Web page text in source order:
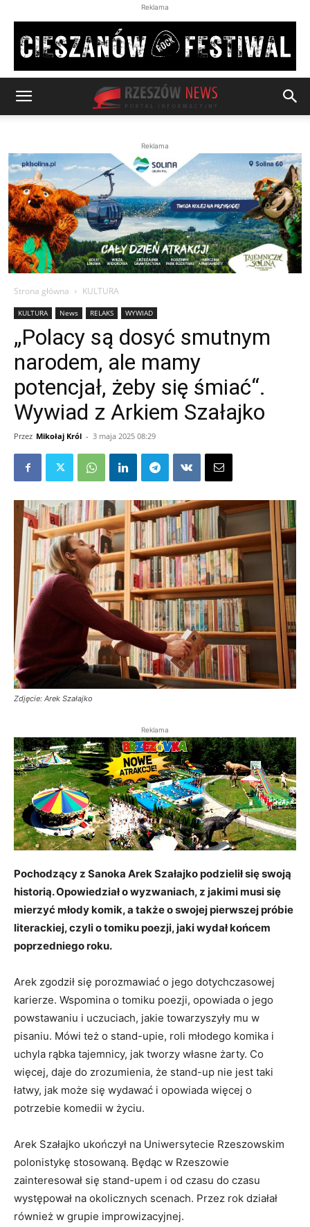
Reklama
Reklama
Strona główna KULTURA
KULTURA News RELAKS WYWIAD
„Polacy są dosyć smutnym
narodem, ale mamy
potencjał, żeby się śmiać“.
Wywiad z Arkiem Szałajko
Przez Mikołaj Król - 3 maja 2025 08:29
Zdjęcie: Arek Szałajko
Reklama
Pochodzący z Sanoka Arek Szałajko podzielił się swoją
historią. Opowiedział o wyzwaniach, z jakimi musi się
mierzyć młody komik, a także o swojej pierwszej próbie
literackiej, czyli o tomiku poezji, jaki wydał końcem
poprzedniego roku.
Arek zgodził się porozmawiać o jego dotychczasowej
karierze. Wspomina o tomiku poezji, opowiada o jego
powstawaniu i uczuciach, jakie towarzyszyły mu w
pisaniu. Mówi też o stand-upie, roli młodego komika i
uchyla rąbka tajemnicy, jak tworzy własne żarty. Co
więcej, daje do zrozumienia, że stand-up nie jest taki
łatwy, jak może się wydawać i opowiada więcej o
potrzebie komedii w życiu.
Arek Szałajko ukończył na Uniwersytecie Rzeszowskim
polonistykę stosowaną. Będąc w Rzeszowie
zainteresował się stand-upem i od czasu do czasu
występował na okolicznych scenach. Przez rok działał
również w grupie improwizacyjnej.